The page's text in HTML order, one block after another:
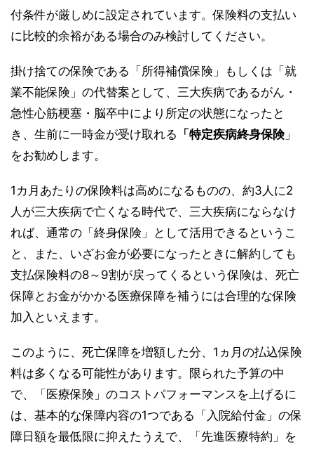
付条件が厳しめに設定されています。保険料の支払い
に比較的余裕がある場合のみ検討してください。
掛け捨ての保険である「所得補償保険」もしくは「就
業不能保険」の代替案として、三大疾病であるがん・
急性心筋梗塞・脳卒中により所定の状態になったと
き、生前に一時金が受け取れる 「特定疾病終身保険」
をお勧めします。
1カ月あたりの保険料は高めになるものの、約3人に2
人が三大疾病で亡くなる時代で、三大疾病にならなけ
れば、通常の「終身保険」として活用できるというこ
と、また、いざお金が必要になったときに解約しても
支払保険料の8～9割が戻ってくるという保険は、死亡
保障とお金がかかる医療保障を補うには合理的な保険
加入といえます。
このように、死亡保障を増額した分、1ヵ月の払込保険
料は多くなる可能性があります。限られた予算の中
で、「医療保険」のコストパフォーマンスを上げるに
は、基本的な保障内容の1つである「入院給付金」の保
障日額を最低限に抑えたうえで、「先進医療特約」を